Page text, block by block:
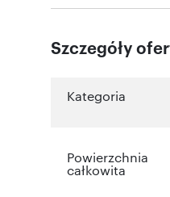
Szczegóły
Kategoria
Powierzchnia
całkowita